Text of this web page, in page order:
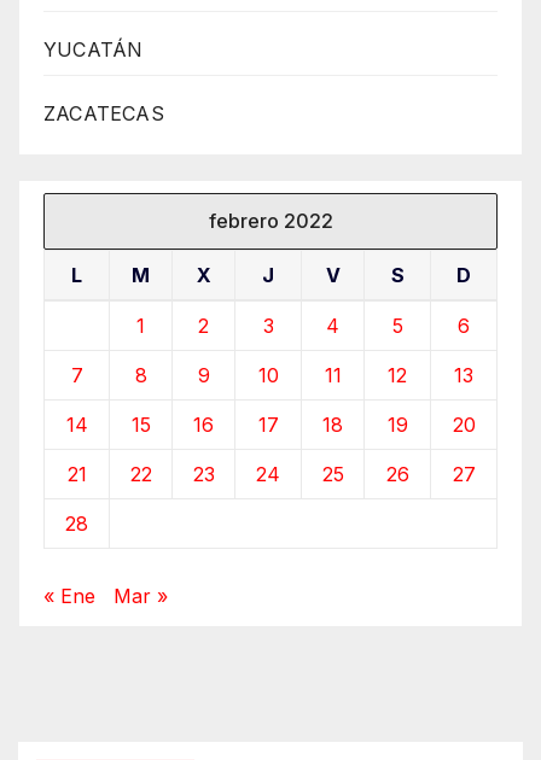
YUCATÁN
ZACATECAS
febrero 2022
L M X J V S D
1 2 3 4 5 6
7 8 9 10 11 12 13
14 15 16 17 18 19 20
21 22 23 24 25 26 27
28
« Ene Mar »